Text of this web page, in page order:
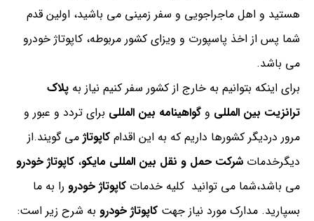
هستید و اهل ماجراجویی و سفر زمینی می باشید، اولین قدم
شما پس از اخذ پاسپورت و ویزای کشور مربوطه، کاپوتاژ خودرو
می باشد.
برای اینکه بتوانیم به خارج از کشور سفر کنیم نیاز به پلاک
ترانزیت بین المللی و گواهینامه بین المللی برای تردد و عبور و
مرور دردیگر کشورها داریم که به این اقدام کاپوتاژ می گویند.از
دیگرخدمات شرکت حمل و نقل بین المللی مایکو، کاپوتاژ خودرو
می باشد،شما می توانید کلیه خدمات کاپوتاژ خودرو را به ما
بسپارید. مدارک مورد نیاز جهت کاپوتاژ خودرو به شرح زیر است: